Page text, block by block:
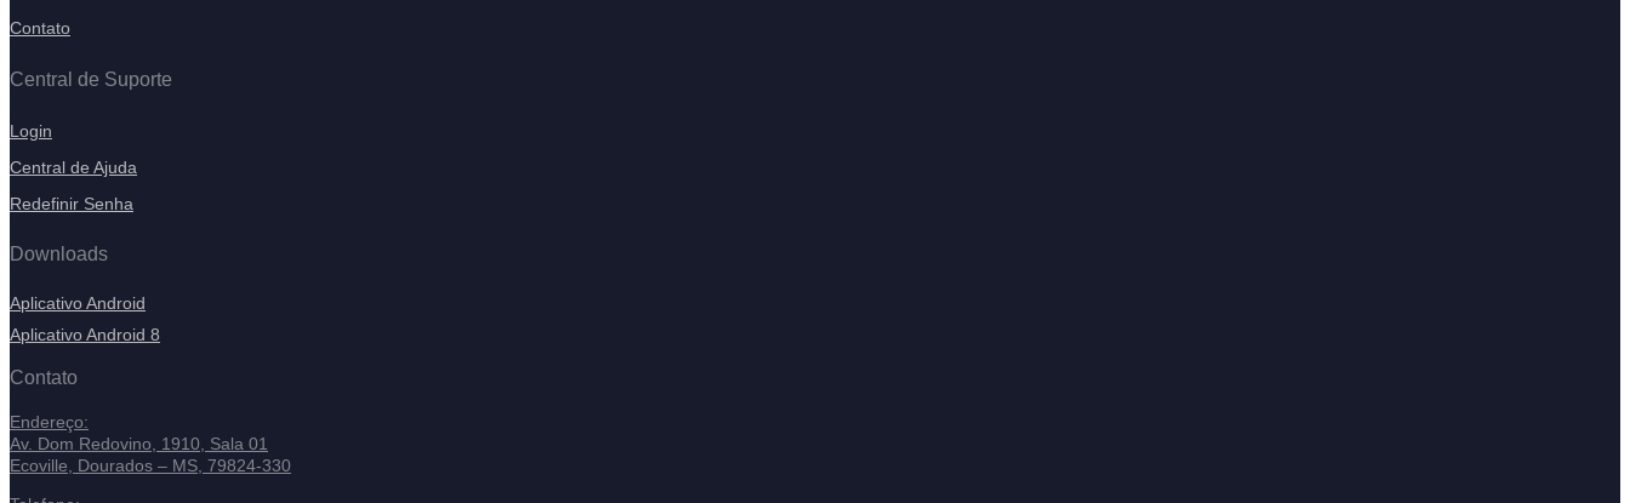
Contato
Central de Suporte
Login
Central de Ajuda
Redefinir Senha
Downloads
Aplicativo Android
Aplicativo Android 8
Contato
Endereço:
Av. Dom Redovino, 1910, Sala 01
Ecoville, Dourados – MS, 79824-330